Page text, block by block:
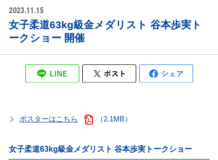
2023.11.15
女子柔道63kg級金メダリスト 谷本歩実ト
ークショー 開催
ポスターはこちら （2.1MB）
女子柔道63kg級金メダリスト 谷本歩実トークショー